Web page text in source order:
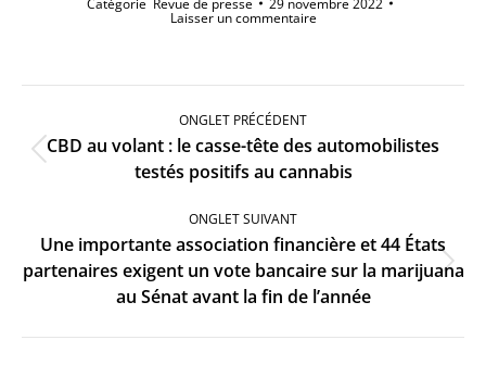
Laisser un commentaire
Navigation
ONGLET PRÉCÉDENT
Onglet
précédent
CBD au volant : le casse-tête des automobilistes
testés positifs au cannabis
ONGLET SUIVANT
Onglet
suivant
Une importante association financière et 44 États
partenaires exigent un vote bancaire sur la marijuana
au Sénat avant la fin de l’année